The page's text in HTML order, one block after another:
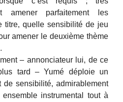
amener parfaitement les
titre, quelle sensibilité de jeu
amener le deuxième thème
– annonciateur lui, de ce
tard – Yumé déploie un
de sensibilité, admirablement
instrumental tout à